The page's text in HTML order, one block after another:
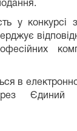
у конкурсі
в